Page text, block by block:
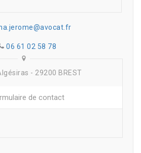
06 61 02 58 78
- 29200 BREST
de contact